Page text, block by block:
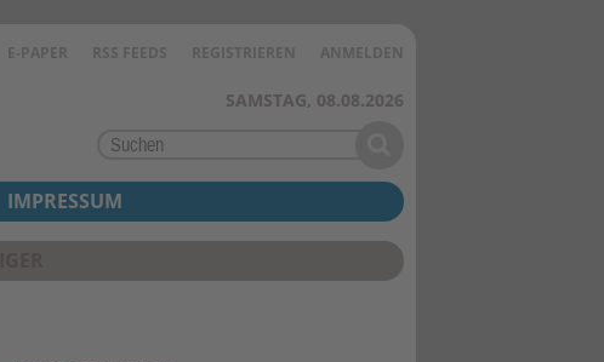
E-PAPER RSS FEEDS REGISTRIEREN ANMELDEN
SAMSTAG, 08.08.2026
IMPRESSUM